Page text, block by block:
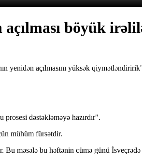
böyük
yenidən açılmasını yüksək
dəstəkləməyə hazırdır".
mühüm fürsətdir.
məsələ bu həftənin cümə günü